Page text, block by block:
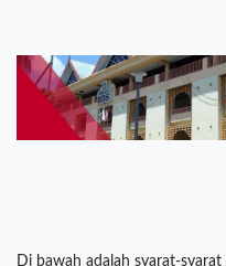
Di bawah adalah syarat-